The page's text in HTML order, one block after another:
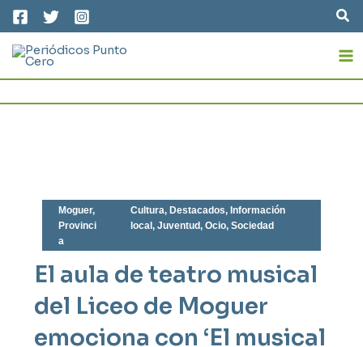
contenido
Moguer,
Provinci
a
Cultura, Destacados, Información
local , Juventud, Ocio, Sociedad
El aula de teatro musical
del Liceo de Moguer
emociona con ‘El musical